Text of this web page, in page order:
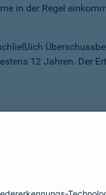
in der Regel
12 Jahren. Der
Sie